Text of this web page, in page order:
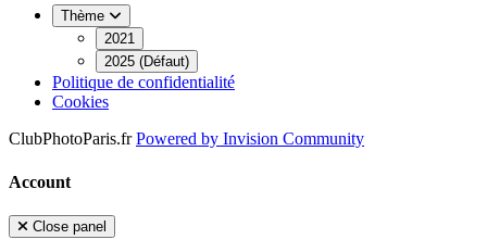
Thème
2021
2025 (Défaut)
Politique de confidentialité
Cookies
ClubPhotoParis.fr Powered by Invision Community
Account
Close panel